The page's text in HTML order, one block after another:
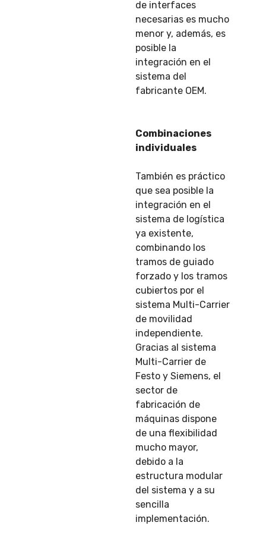
de interfaces
necesarias es mucho
menor y, además, es
posible la
integración en el
sistema del
fabricante OEM.
Combinaciones
individuales
También es práctico
que sea posible la
integración en el
sistema de logística
ya existente,
combinando los
tramos de guiado
forzado y los tramos
cubiertos por el
sistema Multi-Carrier
de movilidad
independiente.
Gracias al sistema
Multi-Carrier de
Festo y Siemens, el
sector de
fabricación de
máquinas dispone
de una flexibilidad
mucho mayor,
debido a la
estructura modular
del sistema y a su
sencilla
implementación.